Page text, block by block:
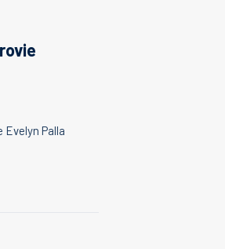
Evelyn Palla